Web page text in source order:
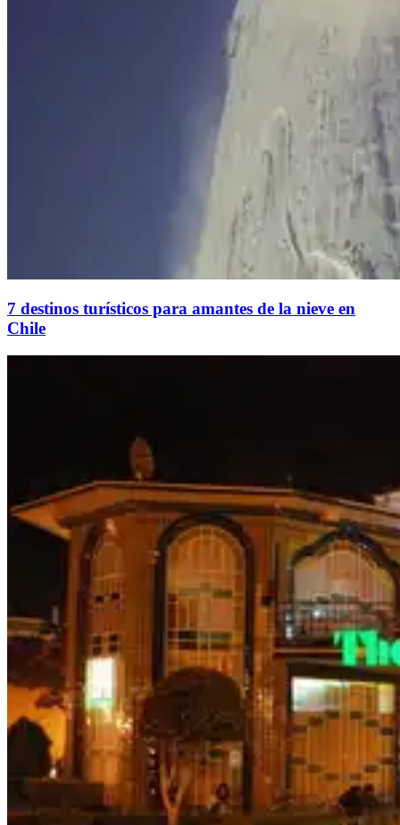
7 destinos turísticos para amantes de la nieve en
Chile